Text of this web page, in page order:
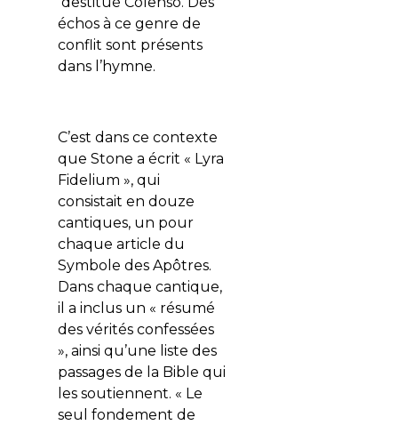
échos à ce genre de
conflit sont présents
dans l’hymne.
C’est dans ce contexte
que Stone a écrit « Lyra
Fidelium », qui
consistait en douze
cantiques, un pour
chaque article du
Symbole des Apôtres.
Dans chaque cantique,
il a inclus un « résumé
des vérités confessées
», ainsi qu’une liste des
passages de la Bible qui
les soutiennent. « Le
seul fondement de